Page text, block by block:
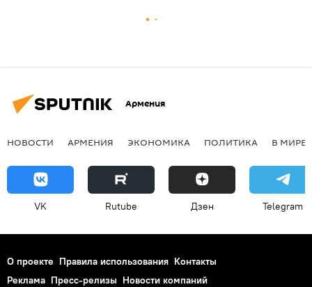
Армения
НОВОСТИ АРМЕНИЯ ЭКОНОМИКА ПОЛИТИКА В МИРЕ
VK Rutube Дзен Telegram
О проекте Правила использования Контакты
Реклама Пресс-релизы Новости компаний